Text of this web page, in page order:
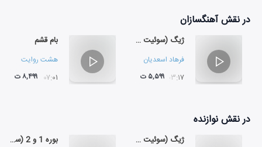
در نقشآهنگسازان
ژیگ (سوئیت BWV 1009 در دو ماژور)
فرهاد اسعدیان
۰۳:۱۷ ۵,۵۹۹ ت
بام قشم
هشت روایت
۰۷:۰۱ ۸,۴۹۹ ت
در نقشنوازنده
ژیگ (سوئیت BWV 1009 در دو ماژور) بوره 1 و 2 (سوئیت BWV 1009 در دو ماژور)